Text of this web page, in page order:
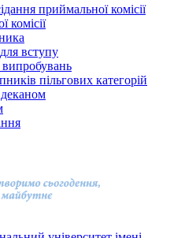
приймальної комісії
комісії
вступу
пільгових категорій